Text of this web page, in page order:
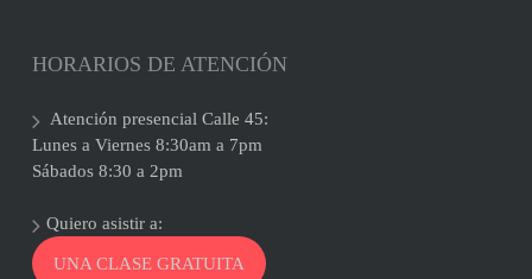
HORARIOS DE ATENCIÓN
Atención presencial Calle 45:
Lunes a Viernes 8:30am a 7pm
Sábados 8:30 a 2pm
Quiero asistir a:
UNA CLASE GRATUITA